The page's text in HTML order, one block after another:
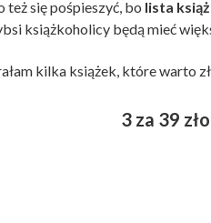
też się pośpieszyć, bo lista
książkoholicy będą mieć
kilka książek, które warto
3 za 39